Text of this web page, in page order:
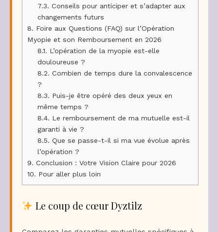
7.3. Conseils pour anticiper et s’adapter aux
changements futurs
8. Foire aux Questions (FAQ) sur l’Opération
Myopie et son Remboursement en 2026
8.1. L’opération de la myopie est-elle
douloureuse ?
8.2. Combien de temps dure la convalescence
?
8.3. Puis-je être opéré des deux yeux en
même temps ?
8.4. Le remboursement de ma mutuelle est-il
garanti à vie ?
8.5. Que se passe-t-il si ma vue évolue après
l’opération ?
9. Conclusion : Votre Vision Claire pour 2026
10. Pour aller plus loin
Le coup de cœur Dyztilz